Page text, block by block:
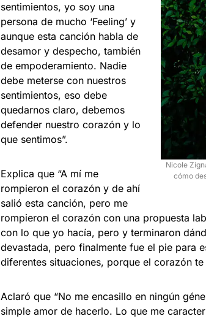
Nicole
cómo
sentimientos, yo soy una
persona de mucho ‘Feeling’ y
aunque esta canción habla de
desamor y despecho, también
de empoderamiento. Nadie
debe meterse con nuestros
sentimientos, eso debe
quedarnos claro, debemos
defender nuestro corazón y lo
que sentimos”.
Explica que “A mí me
rompieron el corazón y de ahí
salió esta canción, pero me
rompieron el corazón con una propuesta
con lo que yo hacía, pero y terminaron
devastada, pero finalmente fue el pie para
diferentes situaciones, porque el corazón
Aclaró que “No me encasillo en ningún
simple amor de hacerlo. Lo que me